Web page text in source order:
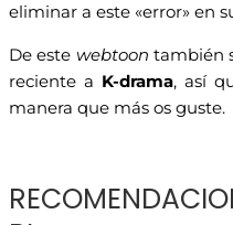
eliminar a este «error» en
De este webtoon también
reciente a K-drama, así
manera que más os guste.